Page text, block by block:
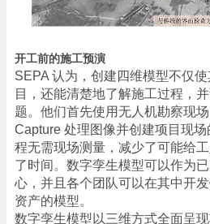
开工前的施工预演
SEPA 认为，创建四维模型不仅
目，还能清楚地了解施工过程，
题。他们首先使用无人机勘察现
Capture 处理图像并创建项目现
程无需现场测量，减少了可能给
了时间。数字孪生模型可以作为
心，并且各个团队可以在其中开
资产的模型。
数字孪生模型以三维方式全面呈